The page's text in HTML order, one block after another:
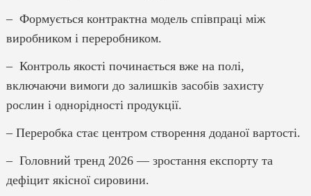
– Формується контрактна модель співпраці між
виробником і переробником.
– Контроль якості починається вже на полі,
включаючи вимоги до залишків засобів захисту
рослин і однорідності продукції.
– Переробка стає центром створення доданої вартості.
– Головний тренд 2026 — зростання експорту та
дефіцит якісної сировини.